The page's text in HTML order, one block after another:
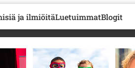
ja ilmiöitäLuetuimmatBlogit